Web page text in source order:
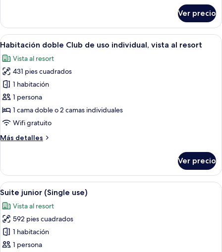
Deluxe
Ver precio
Abrir
todas
las
fotos
de
Habitación
doble
Club
uso
al
resort
Una habitación de hotel moderna
4
Habitación doble Club de uso individual, vista al resort
Vista al resort
431 pies cuadrados
1 habitación
1 persona
1 cama doble o 2 camas individuales
Wifi gratuito
Más detalles
Más
doble
Club
de
individual,
vista
al
resort
Ver precio
Abrir
todas
las
fotos
de
Suite
Un dormitorio moderno con una
5
Suite junior (Single use)
Vista al resort
592 pies cuadrados
1 habitación
1 persona